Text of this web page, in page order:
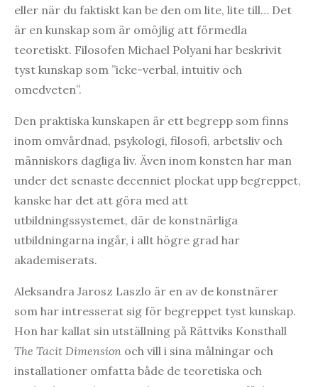
eller när du faktiskt kan be den om lite, lite till… Det
är en kunskap som är omöjlig att förmedla
teoretiskt. Filosofen Michael Polyani har beskrivit
tyst kunskap som ”icke-verbal, intuitiv och
omedveten”.
Den praktiska kunskapen är ett begrepp som finns
inom omvårdnad, psykologi, filosofi, arbetsliv och
människors dagliga liv. Även inom konsten har man
under det senaste decenniet plockat upp begreppet,
kanske har det att göra med att
utbildningssystemet, där de konstnärliga
utbildningarna ingår, i allt högre grad har
akademiserats.
Aleksandra Jarosz Laszlo är en av de konstnärer
som har intresserat sig för begreppet tyst kunskap.
Hon har kallat sin utställning på Rättviks Konsthall
The Tacit Dimension och vill i sina målningar och
installationer omfatta både de teoretiska och